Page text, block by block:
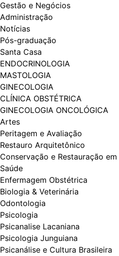
Gestão e Negócios
Administração
Notícias
Pós-graduação
Santa Casa
ENDOCRINOLOGIA
MASTOLOGIA
GINECOLOGIA
CLÍNICA OBSTÉTRICA
GINECOLOGIA ONCOLÓGICA
Artes
Peritagem e Avaliação
Restauro Arquitetônico
Conservação e Restauração
Saúde
Enfermagem Obstétrica
Biologia & Veterinária
Odontologia
Psicologia
Psicanalise Lacaniana
Psicologia Junguiana
Psicanálise e Cultura Brasileira